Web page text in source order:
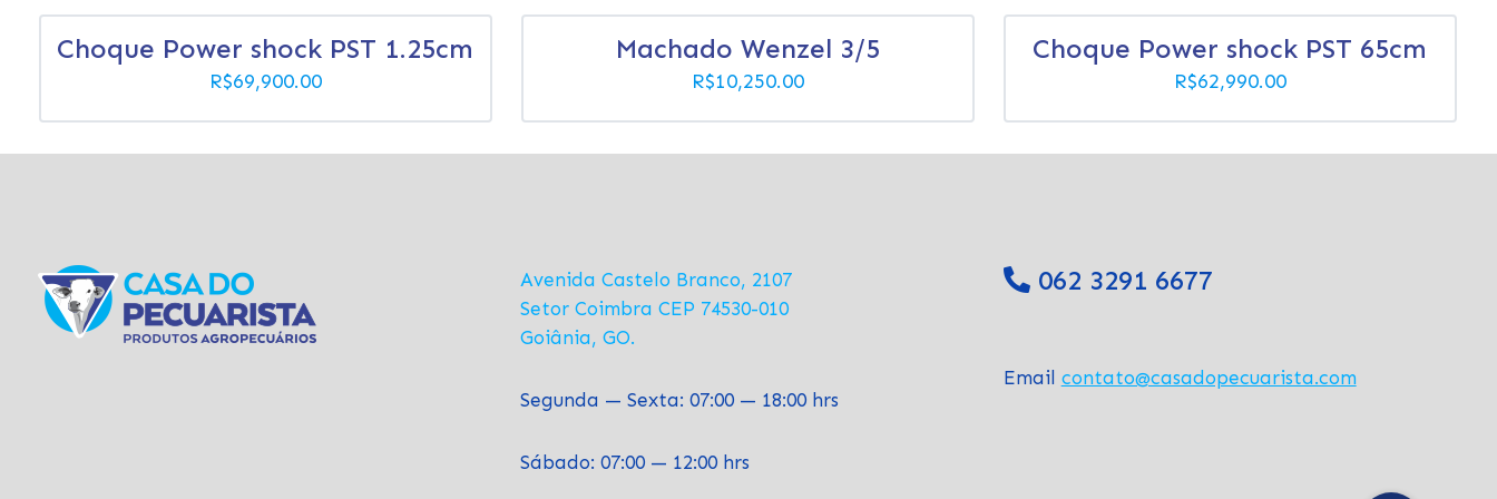
Choque Power shock PST 1.25cm
R$69,900.00
Machado Wenzel 3/5
R$10,250.00
Choque Power shock PST 65cm
R$62,990.00
Avenida Castelo Branco, 2107
Setor Coimbra CEP 74530-010
Goiânia, GO.
Segunda — Sexta: 07:00 — 18:00 hrs
Sábado: 07:00 — 12:00 hrs
062 3291 6677
Email contato@casadopecuarista.com